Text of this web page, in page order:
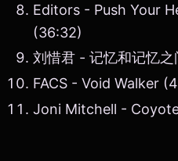
Editors - Push Your
(36:32)
刘惜君 - 记忆和记忆
FACS - Void Walker
Joni Mitchell -